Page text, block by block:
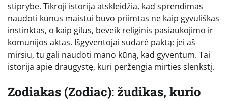
stiprybe. Tikroji istorija atskleidžia, kad sprendimas
naudoti kūnus maistui buvo priimtas ne kaip gyvuliškas
instinktas, o kaip gilus, beveik religinis pasiaukojimo ir
komunijos aktas. Išgyventojai sudarė paktą: jei aš
mirsiu, tu gali naudoti mano kūną, kad gyventum. Tai
istorija apie draugystę, kuri peržengia mirties slenkstį.
Zodiakas (Zodiac): žudikas, kurio